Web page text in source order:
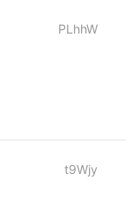
PLhhW
t9Wjy